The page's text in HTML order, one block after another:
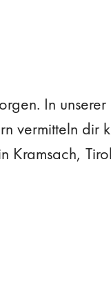
In unserer
vermitteln dir
Kramsach,